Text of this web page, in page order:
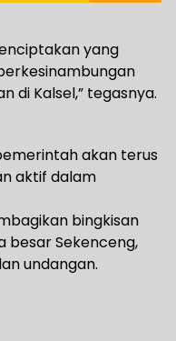
yang
di Kalsel,” tegasnya.
akan terus
aktif dalam
bingkisan
besar Sekenceng,
undangan.